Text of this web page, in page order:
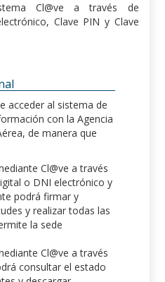
Cl@ve a través de
Clave PIN y Clave
acceder al sistema de
con la Agencia
de manera que
Cl@ve a través
o DNI electrónico y
podrá firmar y
y realizar todas las
la sede
Cl@ve a través
consultar el estado